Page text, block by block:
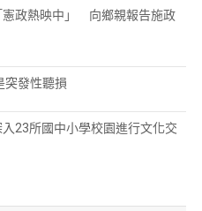
憲政熱映中」 向鄉親報告施政
突發性聽損
23所國中小學校園進行文化交